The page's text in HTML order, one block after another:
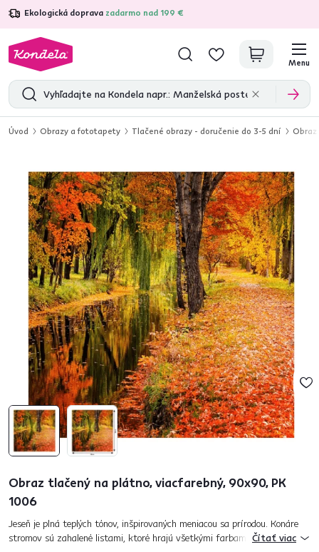
Ekologická doprava zadarmo nad 199 €
4,7 31 211overených produktových recenzií
Menu
Úvod Obrazy a fototapety Tlačené obrazy - doručenie do 3-5 dní
Obraz tlačený na plátno, viacfarebný, 90x90, PK
1006
Jeseň je plná teplých tónov, inšpirovaných meniacou sa prírodou. Konáre
stromov sú zahalené listami, ktoré hrajú všetkými farbami. Prineste k
Čítať viac